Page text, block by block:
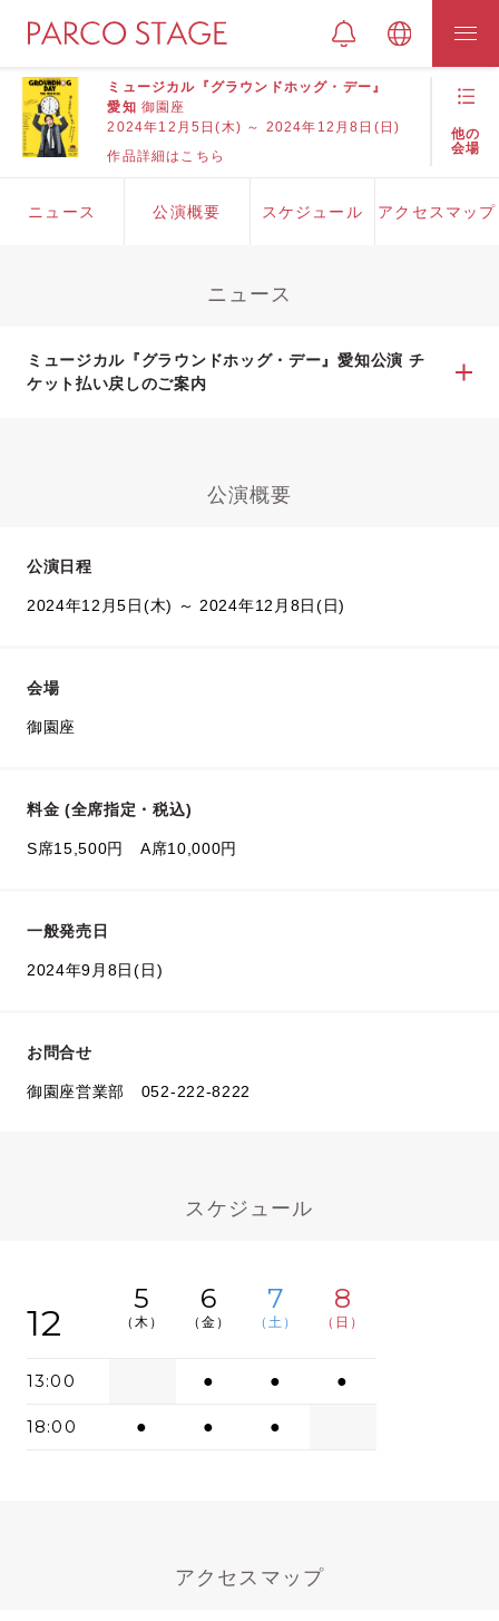
ミュージカル『グラウンドホッグ・デー』
愛知 御園座
2024年12月5日(木) ～ 2024年12月8日(日)
作品詳細はこちら
他の
会場
ニュース 公演概要 スケジュール アクセスマップ
ニュース
ミュージカル『グラウンドホッグ・デー』愛知公演 チ
ケット払い戻しのご案内
公演概要
公演日程
2024年12月5日(木) ～ 2024年12月8日(日)
会場
御園座
料金 (全席指定・税込)
S席15,500円 A席10,000円
一般発売日
2024年9月8日(日)
お問合せ
御園座営業部 052-222-8222
スケジュール
12
5
（木）
6
（金）
7
（土）
8
（日）
13:00 ● ● ●
18:00 ● ● ●
アクセスマップ